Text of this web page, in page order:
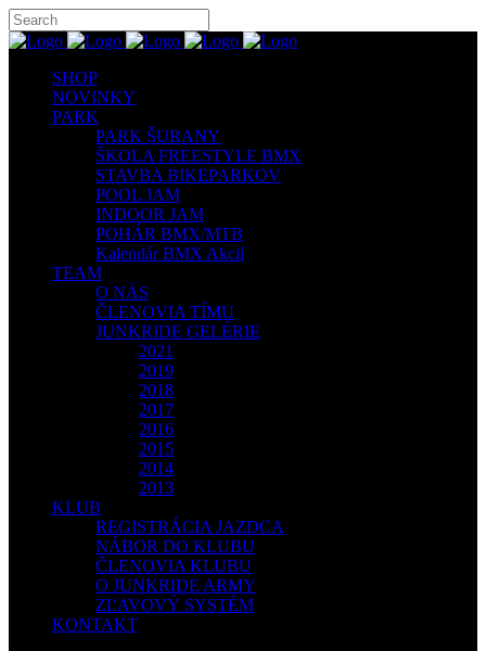
SHOP
NOVINKY
PARK
PARK ŠURANY
ŠKOLA FREESTYLE BMX
STAVBA BIKEPARKOV
POOL JAM
INDOOR JAM
POHÁR BMX/MTB
Kalendár BMX Akcií
TEAM
O NÁS
ČLENOVIA TÍMU
JUNKRIDE GELÉRIE
2021
2019
2018
2017
2016
2015
2014
2013
KLUB
REGISTRÁCIA JAZDCA
NÁBOR DO KLUBU
ČLENOVIA KLUBU
O JUNKRIDE ARMY
ZĽAVOVÝ SYSTÉM
KONTAKT